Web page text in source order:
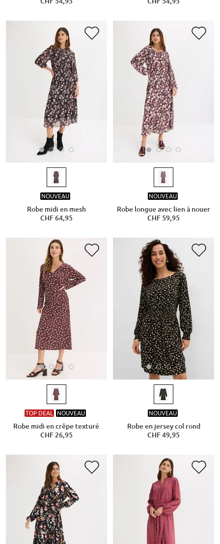
NOUVEAU
Robe midi en mesh
CHF 64,95
NOUVEAU
Robe longue avec lien à nouer
CHF 59,95
TOP DEAL NOUVEAU
Robe midi en crêpe texturé
CHF 26,95
NOUVEAU
Robe en jersey col rond
CHF 49,95